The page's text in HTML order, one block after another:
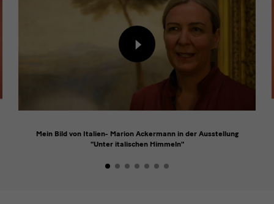
Inhalt
von
externem
Mein Bild von Italien- Marion Ackermann in der Ausstellung
"Unter italischen Himmeln"